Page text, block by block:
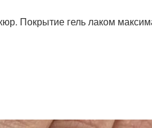
Покрытие гель лаком